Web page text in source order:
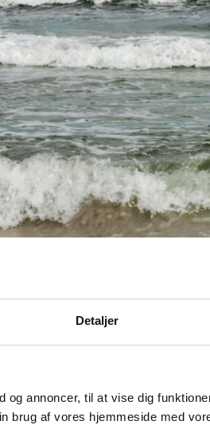
Detaljer
og annoncer, til at vise dig
brug af vores hjemmeside med
nyheder